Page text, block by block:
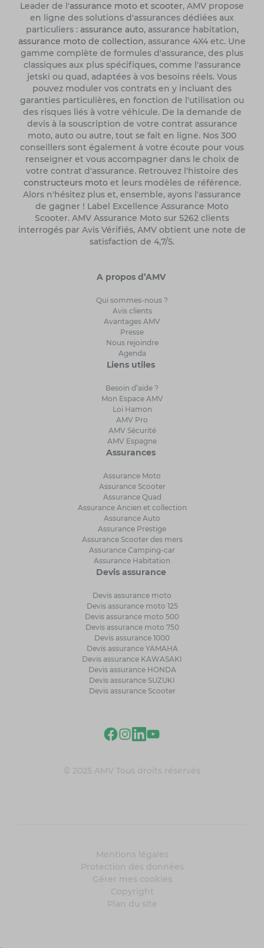
Leader de l'assurance moto et scooter, AMV propose
en ligne des solutions d'assurances dédiées aux
particuliers : assurance auto, assurance habitation,
assurance moto de collection, assurance 4X4 etc. Une
gamme complète de formules d'assurance, des plus
classiques aux plus spécifiques, comme l'assurance
jetski ou quad, adaptées à vos besoins réels. Vous
pouvez moduler vos contrats en y incluant des
garanties particulières, en fonction de l'utilisation ou
des risques liés à votre véhicule. De la demande de
devis à la souscription de votre contrat assurance
moto, auto ou autre, tout se fait en ligne. Nos 300
conseillers sont également à votre écoute pour vous
renseigner et vous accompagner dans le choix de
votre contrat d'assurance. Retrouvez l'histoire des
constructeurs motoet leurs modèles de référence.
Alors n'hésitez plus et, ensemble, ayons l'assurance
de gagner ! Label Excellence Assurance Moto
Scooter. AMV Assurance Moto sur 5262 clients
interrogés par Avis Vérifiés, AMV obtient une note de
satisfaction de 4,7/5.
A propos d’AMV
Qui sommes-nous ?
Avis clients
Avantages AMV
Presse
Nous rejoindre
Agenda
Liens utiles
Besoin d’aide ?
Mon Espace AMV
Loi Hamon
AMV Pro
AMV Sécurité
AMV Espagne
Assurances
Assurance Moto
Assurance Scooter
Assurance Quad
Assurance Ancien et collection
Assurance Auto
Assurance Prestige
Assurance Scooter des mers
Assurance Camping-car
Assurance Habitation
Devis assurance
Devis assurance moto
Devis assurance moto 125
Devis assurance moto 500
Devis assurance moto 750
Devis assurance 1000
Devis assurance YAMAHA
Devis assurance KAWASAKI
Devis assurance HONDA
Devis assurance SUZUKI
Devis assurance Scooter
© 2025 AMV Tous droits réservés
Mentions légales
Protection des données
Gérer mes cookies
Copyright
Plan du site